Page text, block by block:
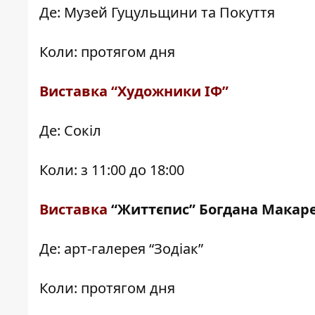
Де: Музей Гуцульщини та Покуття
Коли: протягом дня
Виставка “Художники ІФ”
Де: Сокіл
Коли: з 11:00 до 18:00
Виставка “Життєпис” Богдана
Де: арт-галерея “Зодіак”
Коли: протягом дня